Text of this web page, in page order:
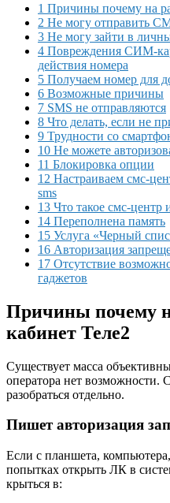
1 Причины почему на
2 Не могу отправить
3 Не могу зайти в
4 Повреждения СИМ-
действия номера
5 Получаем номер для
6 Возможные причины
7 SMS не отправляются
8 Что делать, если не
9 Трудности со
10 Не можете
11 Блокировка опции
12 Настраиваем смс-
sms
13 Что такое смс-центр
14 Переполнена память
15 Услуга «Черный
16 Авторизация
17 Отсутствие
гаджетов
Причины почему
кабинет Теле2
Существует масса
оператора нет возможности.
разобраться отдельно.
Пишет авторизация
Если с планшета,
попытках открыть ЛК в
крыться в: